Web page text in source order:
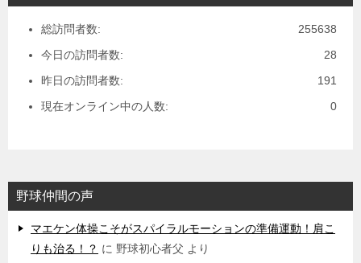
255638
総訪問者数:
28
今日の訪問者数:
191
昨日の訪問者数:
0
現在オンライン中の人数:
野球仲間の声
マエケン体操こそがスパイラルモーションの準備運動！肩こ
りも治る！？ に 野球初心者父 より